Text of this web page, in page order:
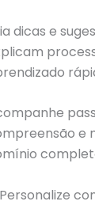
dicas e
e